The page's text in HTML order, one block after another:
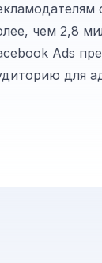
чем 2,8
Ads
для